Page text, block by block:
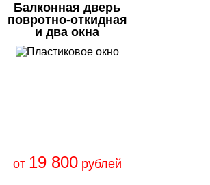
Балконная дверь
повротно-откидная
и два окна
от 19 800рублей